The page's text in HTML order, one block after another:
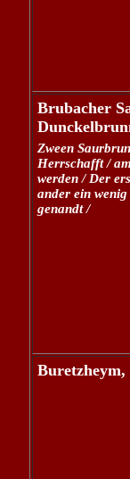
Brubacher
Zween
Herrschafft /
werden / Der
ander ein
genandt /
Buretzheym,